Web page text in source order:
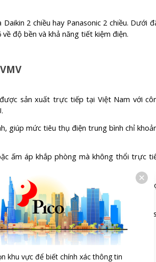
2 chiều hay Panasonic 2 chiều. Dưới
độ bền và khả năng tiết kiệm điện.
sản xuất trực tiếp tại Việt Nam với
giúp mức tiêu thụ điện trung bình chỉ
ấm áp khắp phòng mà không thổi trực
hệ thống phin lọc Enzyme Blue và phin
chế độ sau mỗi sự cố điện lưới, mang lại
khu vực để biết chính xác thông tin